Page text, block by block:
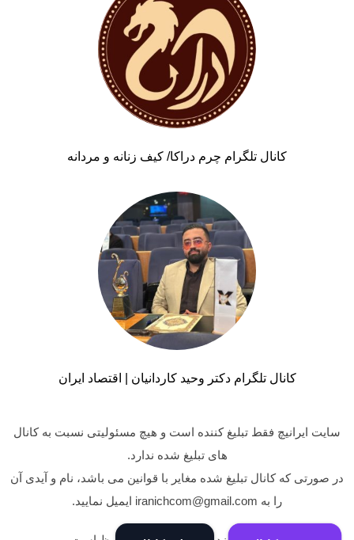
کانال تلگرام چرم دراکا/ کیف زنانه و مردانه
کانال تلگرام دکتر وحید کاردانیان | اقتصاد ایران
سایت ایرانیچ فقط تبلیغ کننده است و هیچ مسئولیتی نسبت به کانال
های تبلیغ شده ندارد.
در صورتی که کانال تبلیغ شده مغایر با قوانین می باشد، نام و آیدی آن
را به iranichcom@gmail.com ایمیل نمایید.